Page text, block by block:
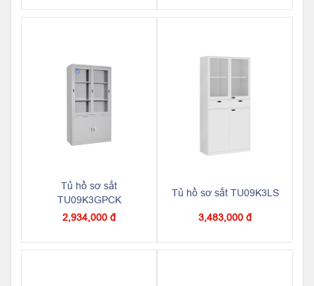
Tủ hồ sơ sắt
TU09K3GPCK
2,934,000 đ
Tủ hồ sơ sắt TU09K3LS
3,483,000 đ